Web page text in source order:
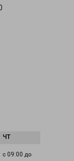
с 09:00 до